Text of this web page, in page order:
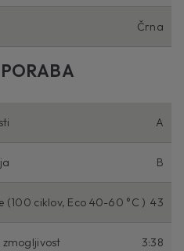
Črna
A
B
ciklov, Eco 40-60 °C ) 43
3:38